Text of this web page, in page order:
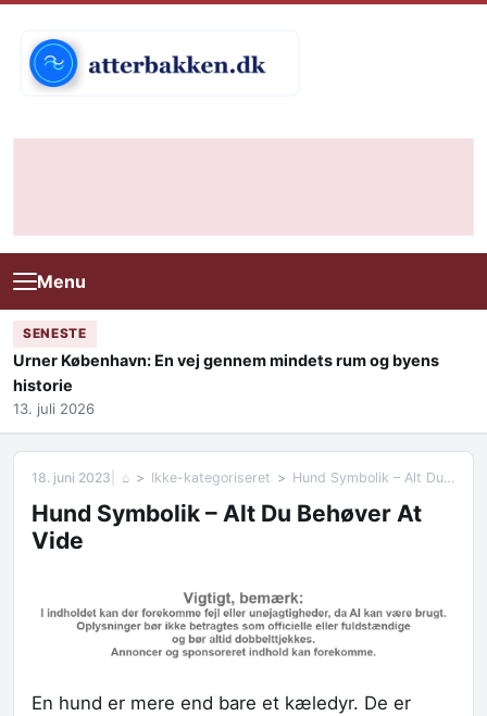
Menu
SENESTE
Urner København: En vej gennem mindets rum og byens
historie
13. juli 2026
18. juni 2023 ⌂ Ikke-kategoriseret Hund Symbolik – Alt Du Behøver At Vide
Hund Symbolik – Alt Du Behøver At
Vide
En hund er mere end bare et kæledyr. De er